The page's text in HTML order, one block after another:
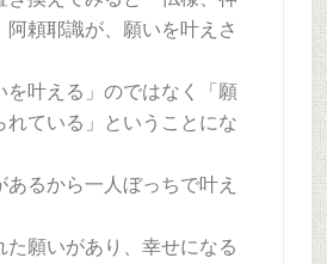
阿頼耶識が、願いを叶えさ
を叶える」のではなく「願
れている」ということにな
るから一人ぼっちで叶え
た願いがあり、幸せになる